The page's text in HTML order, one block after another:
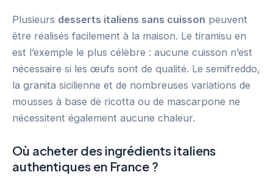
Plusieurs desserts italiens sans cuisson peuvent
être réalisés facilement à la maison. Le tiramisu en
est l’exemple le plus célèbre : aucune cuisson n’est
nécessaire si les œufs sont de qualité. Le semifreddo,
la granita sicilienne et de nombreuses variations de
mousses à base de ricotta ou de mascarpone ne
nécessitent également aucune chaleur.
Où acheter des ingrédients italiens
authentiques en France ?